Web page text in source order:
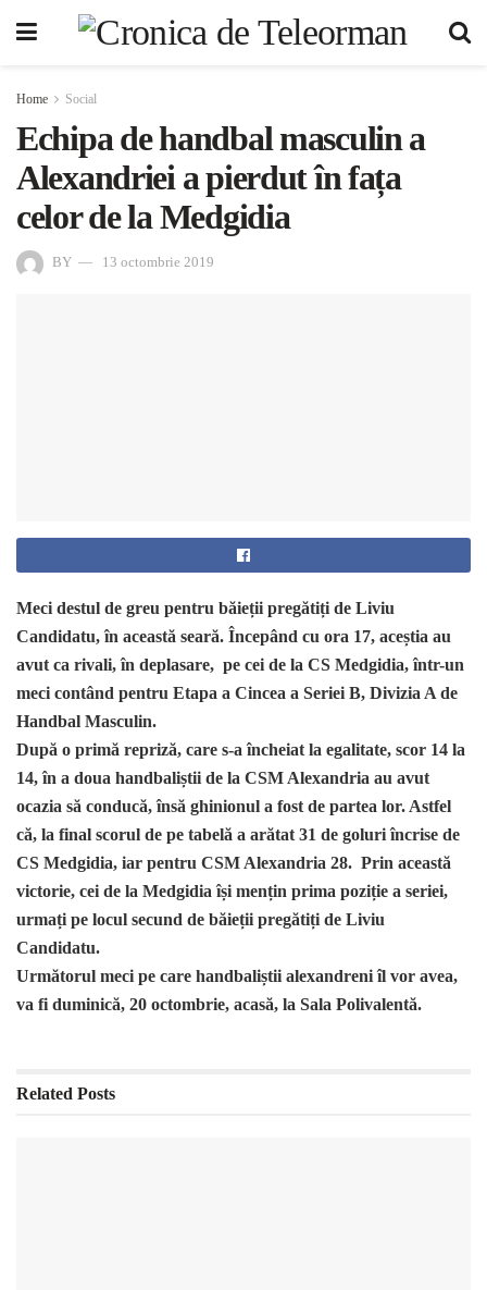
Home Social
Echipa de handbal masculin a
Alexandriei a pierdut în fața
celor de la Medgidia
BY 13 octombrie 2019
Meci destul de greu pentru băieții pregătiți de Liviu
Candidatu, în această seară. Începând cu ora 17, aceștia au
avut ca rivali, în deplasare, pe cei de la CS Medgidia, într-un
meci contând pentru Etapa a Cincea a Seriei B, Divizia A de
Handbal Masculin.
După o primă repriză, care s-a încheiat la egalitate, scor 14 la
14, în a doua handbaliștii de la CSM Alexandria au avut
ocazia să conducă, însă ghinionul a fost de partea lor. Astfel
că, la final scorul de pe tabelă a arătat 31 de goluri încrise de
CS Medgidia, iar pentru CSM Alexandria 28. Prin această
victorie, cei de la Medgidia își mențin prima poziție a seriei,
urmați pe locul secund de băieții pregătiți de Liviu
Candidatu.
Următorul meci pe care handbaliștii alexandreni îl vor avea,
va fi duminică, 20 octombrie, acasă, la Sala Polivalentă.
Related Posts